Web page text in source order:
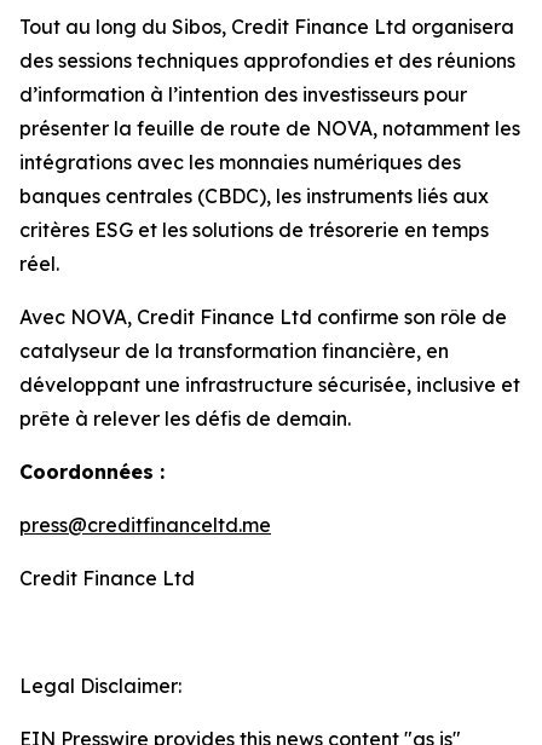
Tout au long du Sibos, Credit Finance Ltd organisera
des sessions techniques approfondies et des réunions
d’information à l’intention des investisseurs pour
présenter la feuille de route de NOVA, notamment les
intégrations avec les monnaies numériques des
banques centrales (CBDC), les instruments liés aux
critères ESG et les solutions de trésorerie en temps
réel.
Avec NOVA, Credit Finance Ltd confirme son rôle de
catalyseur de la transformation financière, en
développant une infrastructure sécurisée, inclusive et
prête à relever les défis de demain.
Coordonnées :
press@creditfinanceltd.me
Credit Finance Ltd
Legal Disclaimer:
EIN Presswire provides this news content "as is"